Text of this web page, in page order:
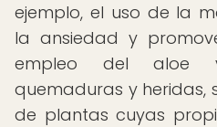
ejemplo, el uso de la
la ansiedad y
empleo del aloe
quemaduras y heridas,
de plantas cuyas